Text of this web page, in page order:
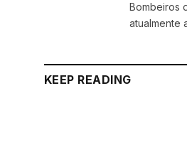
Bombeiros
atualmente
KEEP READING